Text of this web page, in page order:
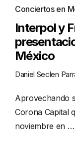
Conciertos en
Interpol y
México
Daniel Seclen
Aprovechando
Corona Capital
noviembre en …